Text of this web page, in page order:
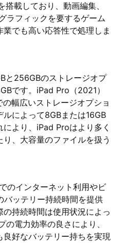
載しており、動画編集、
ラフィックを要するゲーム
でも高い応答性で処理しま
と256GBのストレージオプ
です。iPad Pro（2021）
幅広いストレージオプショ
によって8GBまたは16GB
より、iPad Proはより多く
、大容量のファイルを扱う
のインターネット利用やビ
バッテリー持続時間を提供
持続時間は使用状況によっ
電力効率の良さにより、
好なバッテリー持ちを実現